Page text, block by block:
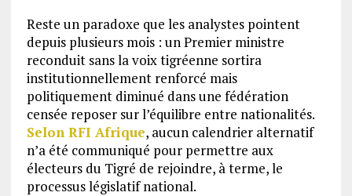
Reste un paradoxe que les analystes pointent
depuis plusieurs mois : un Premier ministre
reconduit sans la voix tigréenne sortira
institutionnellement renforcé mais
politiquement diminué dans une fédération
censée reposer sur l’équilibre entre nationalités.
Selon RFI Afrique, aucun calendrier alternatif
n’a été communiqué pour permettre aux
électeurs du Tigré de rejoindre, à terme, le
processus législatif national.